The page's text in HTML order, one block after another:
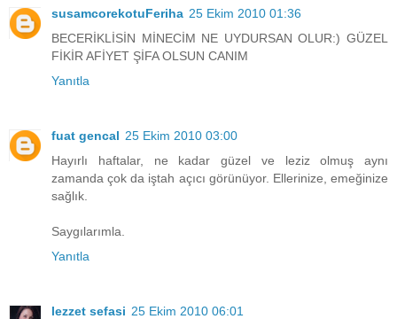
susamcorekotuFeriha 25 Ekim 2010 01:36
BECERİKLİSİN MİNECİM NE UYDURSAN OLUR:) GÜZEL
FİKİR AFİYET ŞİFA OLSUN CANIM
Yanıtla
fuat gencal 25 Ekim 2010 03:00
Hayırlı haftalar, ne kadar güzel ve leziz olmuş aynı
zamanda çok da iştah açıcı görünüyor. Ellerinize, emeğinize
sağlık.
Saygılarımla.
Yanıtla
lezzet sefasi 25 Ekim 2010 06:01